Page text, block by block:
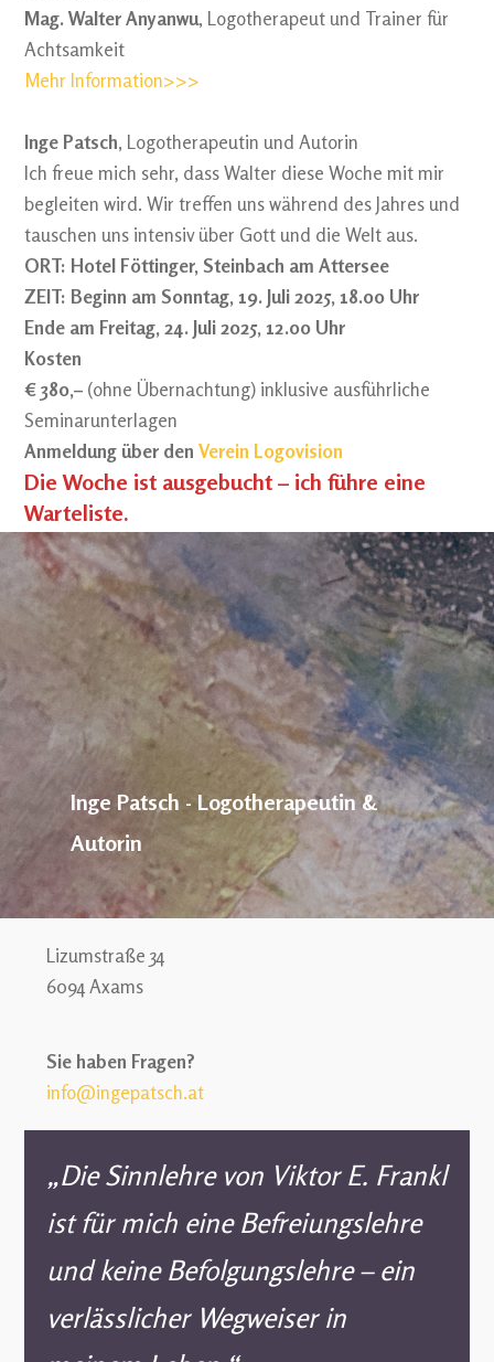
Mag. Walter Anyanwu, Logotherapeut und Trainer für
Achtsamkeit
Mehr Information>>>
Inge Patsch, Logotherapeutin und Autorin
Ich freue mich sehr, dass Walter diese Woche mit mir
begleiten wird. Wir treffen uns während des Jahres und
tauschen uns intensiv über Gott und die Welt aus.
ORT: Hotel Föttinger, Steinbach am Attersee
ZEIT: Beginn am Sonntag, 19. Juli 2025, 18.00 Uhr
Ende am Freitag, 24. Juli 2025, 12.00 Uhr
Kosten
€ 380,– (ohne Übernachtung) inklusive ausführliche
Seminarunterlagen
Anmeldung über denVerein Logovision
Die Woche ist ausgebucht – ich führe eine
Warteliste.
Inge Patsch - Logotherapeutin &
Autorin
Lizumstraße 34
6094 Axams
Sie haben Fragen?
info@ingepatsch.at
„Die Sinnlehre von Viktor E. Frankl
ist für mich eine Befreiungslehre
und keine Befolgungslehre – ein
verlässlicher Wegweiser in